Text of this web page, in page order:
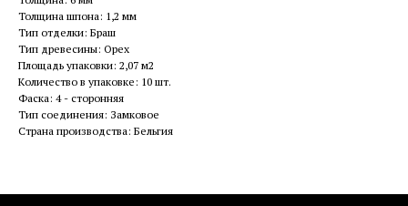
Толщина шпона: 1,2 мм
Тип отделки: Браш
Тип древесины: Орех
Площадь упаковки: 2,07 м2
Количество в упаковке: 10 шт.
Фаска: 4 - сторонняя
Тип соединения: Замковое
Страна производства: Бельгия